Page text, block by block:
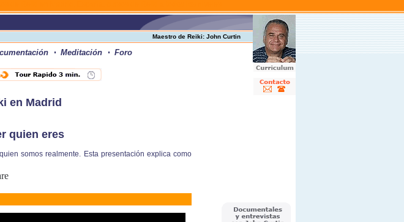
Maestro de Reiki: John Curtin
Meditación Foro
en Madrid
quien eres
somos realmente. Esta presentación explica como